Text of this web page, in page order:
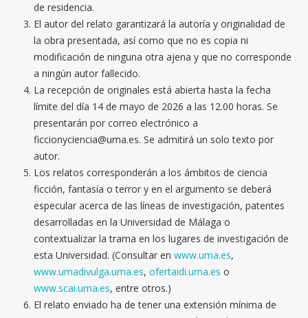
de residencia.
El autor del relato garantizará la autoría y originalidad de
la obra presentada, así como que no es copia ni
modificación de ninguna otra ajena y que no corresponde
a ningún autor fallecido.
La recepción de originales está abierta hasta la fecha
límite del día 14 de mayo de 2026 a las 12.00 horas. Se
presentarán por correo electrónico a
ficcionyciencia@uma.es. Se admitirá un solo texto por
autor.
Los relatos corresponderán a los ámbitos de ciencia
ficción, fantasía o terror y en el argumento se deberá
especular acerca de las líneas de investigación, patentes
desarrolladas en la Universidad de Málaga o
contextualizar la trama en los lugares de investigación de
esta Universidad. (Consultar en www.uma.es,
www.umadivulga.uma.es, ofertaidi.uma.es o
www.scai.uma.es, entre otros.)
El relato enviado ha de tener una extensión mínima de